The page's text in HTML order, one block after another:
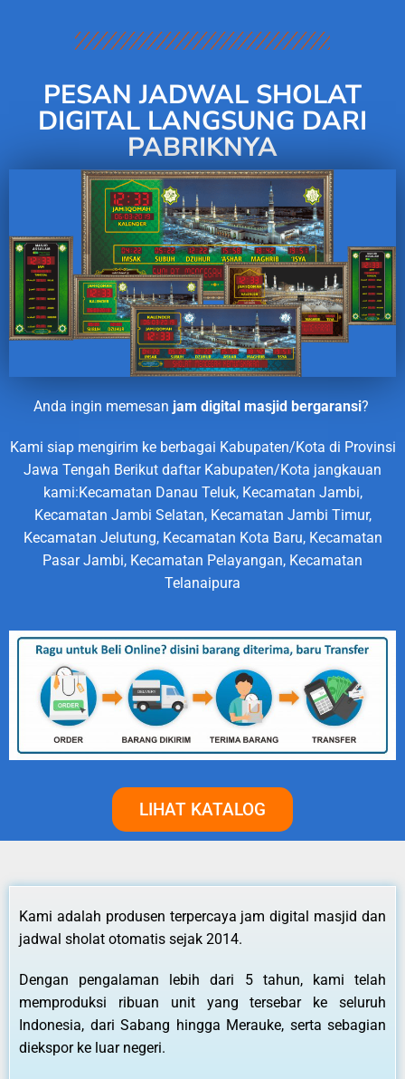
PESAN JADWAL SHOLAT
DIGITAL LANGSUNG DARI
PABRIKNYA
Anda ingin memesan jam digital masjid bergaransi?
Kami siap mengirim ke berbagai Kabupaten/Kota di Provinsi
Jawa Tengah Berikut daftar Kabupaten/Kota jangkauan
kami:Kecamatan Danau Teluk, Kecamatan Jambi,
Kecamatan Jambi Selatan, Kecamatan Jambi Timur,
Kecamatan Jelutung, Kecamatan Kota Baru, Kecamatan
Pasar Jambi, Kecamatan Pelayangan, Kecamatan
Telanaipura
LIHAT KATALOG
Kami adalah produsen terpercaya jam digital masjid dan
jadwal sholat otomatis sejak 2014.
Dengan pengalaman lebih dari 5 tahun, kami telah
memproduksi ribuan unit yang tersebar ke seluruh
Indonesia, dari Sabang hingga Merauke, serta sebagian
diekspor ke luar negeri.